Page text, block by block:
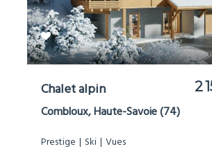
Chalet alpin 2
Combloux, Haute-Savoie (74)
Prestige Ski Vues